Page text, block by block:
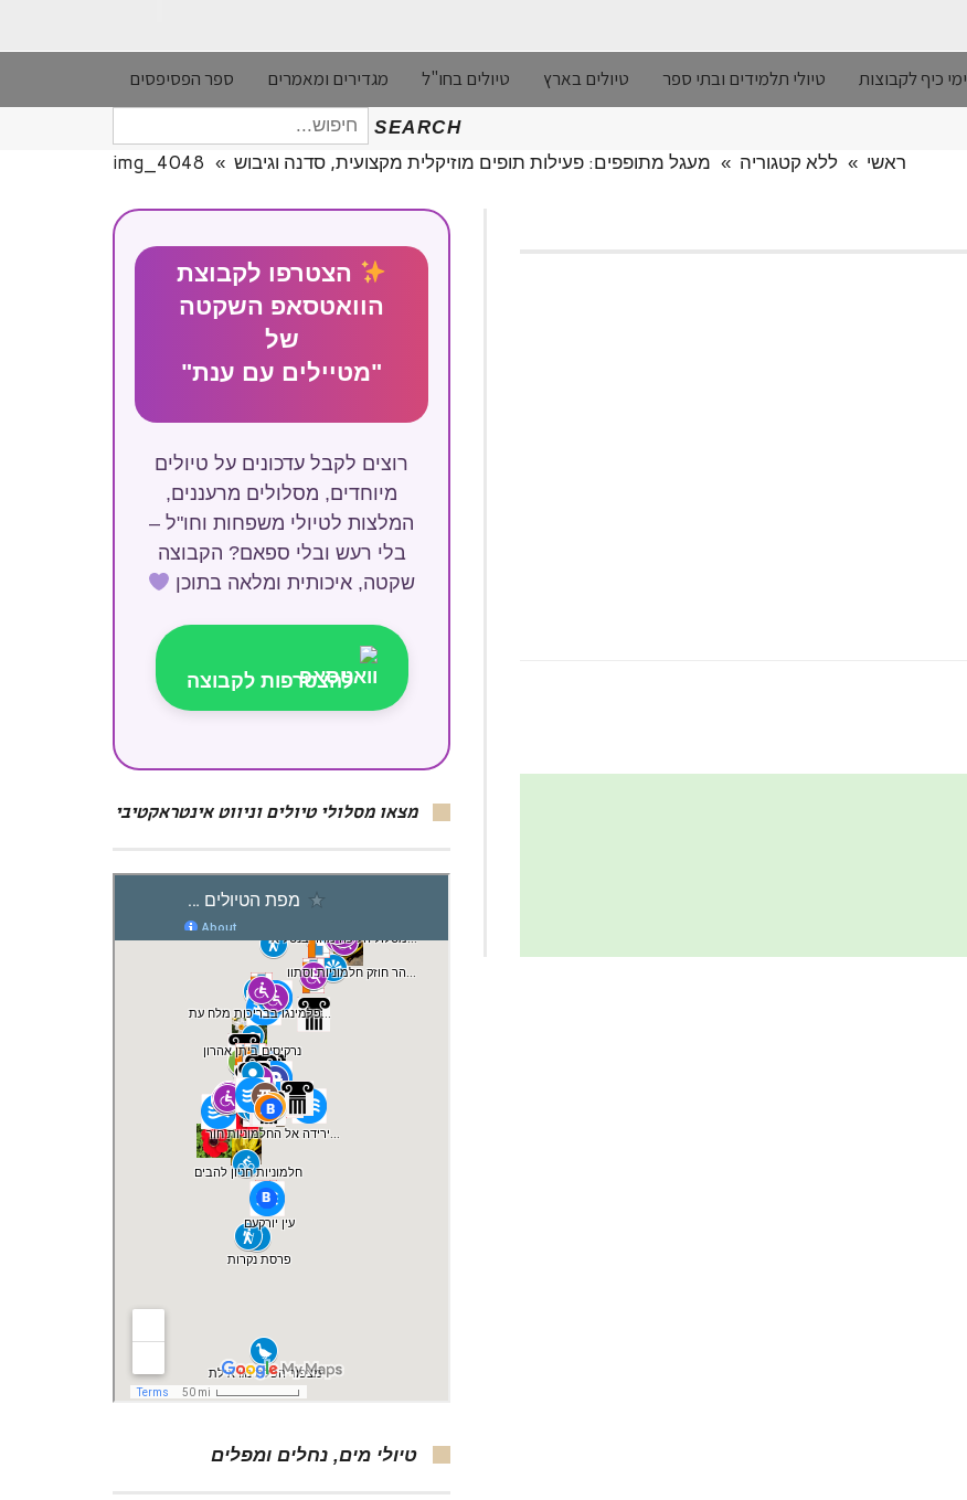
ימי כיף לקבוצות טיולי תלמידים ובתי ספר טיולים בארץ טיולים בחו"ל מגדירים ומאמרים ספר הפסיפסים
SEARCH
חיפוש
עבור:
ראשי » ללא קטגוריה » מעגל מתופפים: פעילות תופים מוזיקלית מקצועית, סדנה וגיבוש »
img_4048
הצטרפו לקבוצת
הוואטסאפ השקטה
של
"מטיילים עם ענת"
רוצים לקבל עדכונים על טיולים
מיוחדים, מסלולים מרעננים,
המלצות לטיולי משפחות וחו"ל –
בלי רעש ובלי ספאם? הקבוצה
שקטה, איכותית ומלאה בתוכן
להצטרפות לקבוצה
מצאו מסלולי טיולים וניווט אינטראקטיבי
טיולי מים, נחלים ומפלים